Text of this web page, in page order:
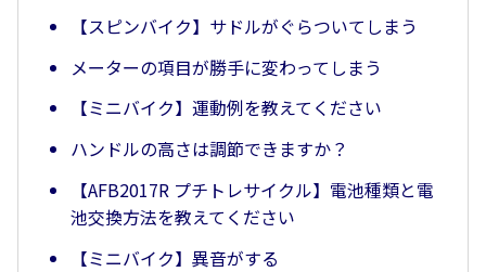
【スピンバイク】サドルがぐらついてしまう
メーターの項目が勝手に変わってしまう
【ミニバイク】運動例を教えてください
ハンドルの高さは調節できますか？
【AFB2017R プチトレサイクル】電池種類と電
池交換方法を教えてください
【ミニバイク】異音がする